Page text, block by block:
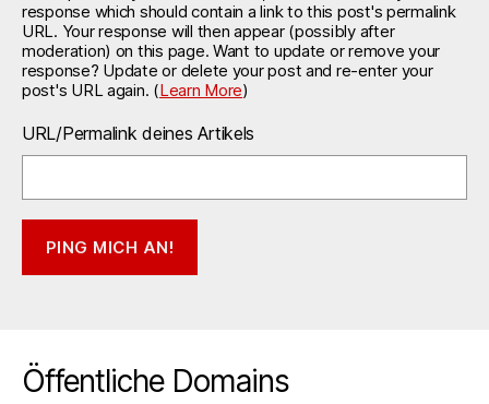
response which should contain a link to this post's permalink
URL. Your response will then appear (possibly after
moderation) on this page. Want to update or remove your
response? Update or delete your post and re-enter your
post's URL again. (Learn More)
URL/Permalink deines Artikels
Öffentliche Domains